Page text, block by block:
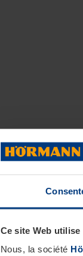
Ce site Web
Nous, la société